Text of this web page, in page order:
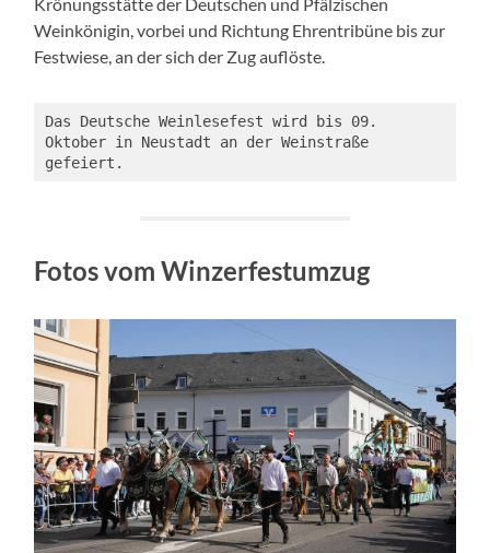
Weinkönigin, vorbei und Richtung Ehrentribüne bis zur
Festwiese, an der sich der Zug auflöste.
Das Deutsche Weinlesefest wird bis 09.
Oktober in Neustadt an der Weinstraße
gefeiert.
Fotos vom Winzerfestumzug